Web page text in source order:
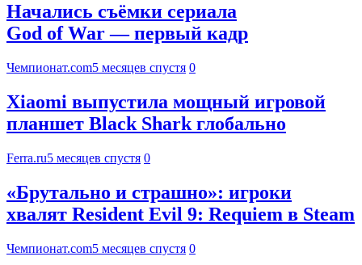
Начались съёмки сериала
God of War — первый кадр
Чемпионат.com5 месяцев спустя 0
Xiaomi выпустила мощный игровой
планшет Black Shark глобально
Ferra.ru5 месяцев спустя 0
«Брутально и страшно»: игроки
хвалят Resident Evil 9: Requiem в Steam
Чемпионат.com5 месяцев спустя 0